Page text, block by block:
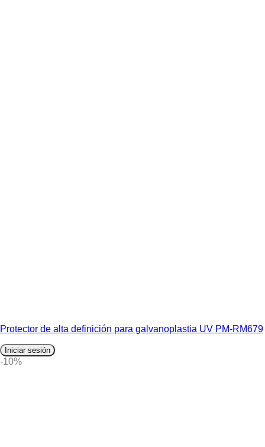
Protector de alta definición para galvanoplastia UV PM-RM679
Iniciar sesión
-10%